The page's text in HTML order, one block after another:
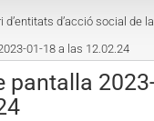
d’acció social de
01-18 a las 12.02.24
pantalla